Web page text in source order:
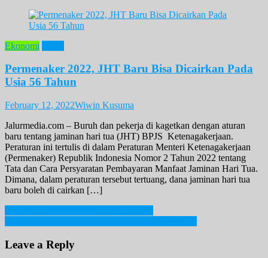
Ekonomi
Permenaker 2022, JHT Baru Bisa Dicairkan Pada
Usia 56 Tahun
February 12, 2022Wiwin Kusuma
Jalurmedia.com – Buruh dan pekerja di kagetkan dengan aturan
baru tentang jaminan hari tua (JHT) BPJS Ketenagakerjaan.
Peraturan ini tertulis di dalam Peraturan Menteri Ketenagakerjaan
(Permenaker) Republik Indonesia Nomor 2 Tahun 2022 tentang
Tata dan Cara Persyaratan Pembayaran Manfaat Jaminan Hari Tua.
Dimana, dalam peraturan tersebut tertuang, dana jaminan hari tua
baru boleh di cairkan […]
Post
navigation
Leave a Reply